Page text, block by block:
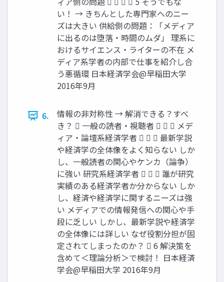
い！ → きちんとした専門家へのニー
ズは大きい 供給側の問題：「メディア
に出るのは堕落・時間のムダ」 理系に
おけるサイエンス・ライターの不在 メ
ディア系学者の内部で仕事を紹介し合
う悪循環 日本経済学会@早稲田大学
2016年9月
6.
情報の非対称性 → 解消できる？すべ
き？  一般の読者・視聴者    メデ
ィア・論壇系経済学者    最新学説
や経済学の全体像をよく知らない しか
し、一般読者の関心やケンカ（論争）
に強い 研究系経済学者    誰が研究
実績のある経済学者か分からない しか
し、経済や経済学に関するニーズは強
い メディアでの情報発信への関心や手
段に乏しい しかし、最新学説や経済学
の全体像には詳しい なぜ役割分担が固
定されてしまったのか？  6 解決策を
含めて＜理論分析＞で検討！ 日本経済
学会@早稲田大学 2016年9月